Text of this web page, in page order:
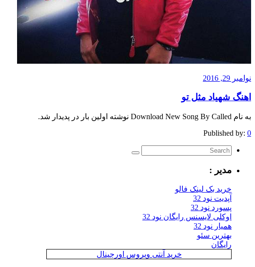
نوامبر 29, 2016
اهنگ شهیاد مثل تو
به نام Download New Song By Called نوشته اولین بار در پدیدار شد.
Published by: 0
مدیر :
خرید بک لینک فالو
آپدیت نود 32
پسورد نود 32
اوکلی لایسنس رایگان نود 32
همیار نود 32
بهترین سئو
رایگان
خرید آنتی ویروس اورجینال